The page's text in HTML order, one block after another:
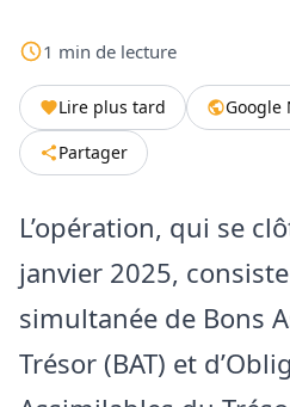
1 min de lecture
Lire plus tard Google
Partager
L’opération, qui se
janvier 2025,
simultanée de Bons
Trésor (BAT) et